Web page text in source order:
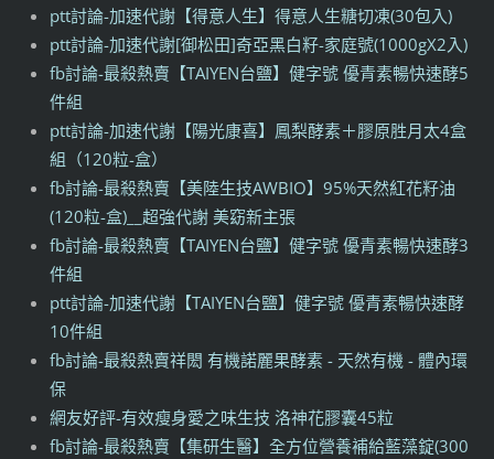
ptt討論-加速代謝【得意人生】得意人生糖切凍(30包入)
ptt討論-加速代謝[御松田]奇亞黑白籽-家庭號(1000gX2入)
fb討論-最殺熱賣【TAIYEN台鹽】健字號 優青素暢快速酵5
件組
ptt討論-加速代謝【陽光康喜】鳳梨酵素＋膠原胜月太4盒
組（120粒-盒）
fb討論-最殺熱賣【美陸生技AWBIO】95%天然紅花籽油
(120粒-盒)__超強代謝 美窈新主張
fb討論-最殺熱賣【TAIYEN台鹽】健字號 優青素暢快速酵3
件組
ptt討論-加速代謝【TAIYEN台鹽】健字號 優青素暢快速酵
10件組
fb討論-最殺熱賣祥閎 有機諾麗果酵素 - 天然有機 - 體內環
保
網友好評-有效瘦身愛之味生技 洛神花膠囊45粒
fb討論-最殺熱賣【集研生醫】全方位營養補給藍藻錠(300